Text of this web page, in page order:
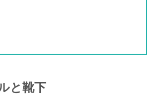
と靴下